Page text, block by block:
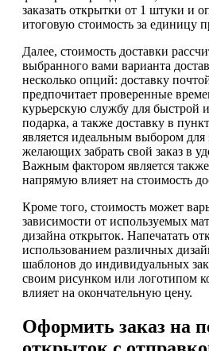
заказать открытки от 1 штуки и
итоговую стоимость за единицу
Далее, стоимость доставки
выбранного вами варианта
несколько опций: доставку
предпочитает проверенные
курьерскую службу для быстрой
подарка, а также доставку в
является идеальным выбором для
желающих забрать свой заказ в
Важным фактором является также
напрямую влияет на стоимость
Кроме того, стоимость может
зависимости от используемых
дизайна открыток. Напечатать
использованием различных
шаблонов до индивидуальных
своим рисунком или логотипом
влияет на окончательную цену.
Оформить заказ на